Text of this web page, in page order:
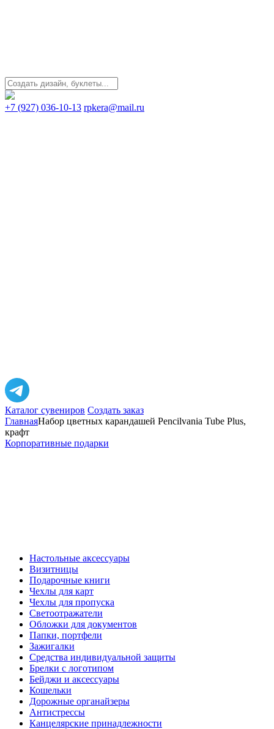
+7 (927) 036-10-13 rpkera@mail.ru
Каталог сувениров Создать заказ
ГлавнаяНабор цветных карандашей Pencilvania Tube Plus,
крафт
Корпоративные подарки
Настольные аксессуары
Визитницы
Подарочные книги
Чехлы для карт
Чехлы для пропуска
Светоотражатели
Обложки для документов
Папки, портфели
Зажигалки
Средства индивидуальной защиты
Брелки с логотипом
Бейджи и аксессуары
Кошельки
Дорожные органайзеры
Антистрессы
Канцелярские принадлежности